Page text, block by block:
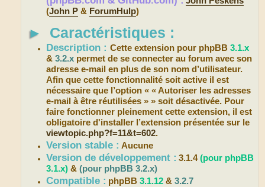
(John P & ForumHulp)
► Caractéristiques :
Description :Cette extension pour phpBB3.1.x
&3.2.x permet de se connecter au forum avec son
adresse e-mail en plus de son nom d’utilisateur.
Afin que cette fonctionnalité soit active il est
nécessaire que l’option « « Autoriser les adresses
e-mail à être réutilisées » » soit désactivée. Pour
faire fonctionner pleinement cette extension, il est
obligatoire d'installer l’extension présentée sur le
viewtopic.php?f=11&t=602.
Version stable : Aucune
Version de développement : 3.1.4(pour phpBB
3.1.x) &(pour phpBB 3.2.x)
Compatible : phpBB3.1.12 &3.2.7